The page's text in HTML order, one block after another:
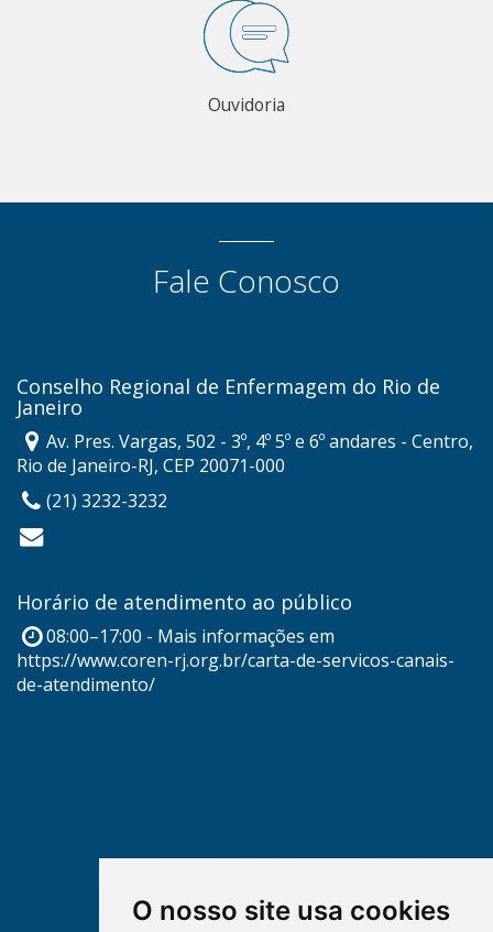
O nosso site usa cookies
Ouvidoria
Fale Conosco
Conselho Regional de Enfermagem do Rio de
Janeiro
Av. Pres. Vargas, 502 - 3º, 4º 5º e 6º andares - Centro,
Rio de Janeiro-RJ, CEP 20071-000
(21) 3232-3232
Horário de atendimento ao público
08:00–17:00 - Mais informações em
https://www.coren-rj.org.br/carta-de-servicos-canais-
de-atendimento/